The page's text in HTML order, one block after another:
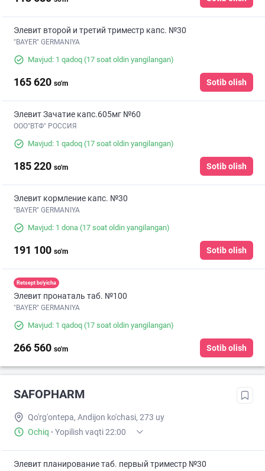
Элевит второй и третий триместр капс. №30
"BAYER" GERMANIYA
Mavjud: 1 qadoq (17 soat oldin yangilangan)
165 620 so'm Sotib olish
Элевит Зачатие капс.605мг №60
ООО"ВТФ" РОССИЯ
Mavjud: 1 qadoq (17 soat oldin yangilangan)
185 220 so'm Sotib olish
Элевит кормление капс. №30
"BAYER" GERMANIYA
Mavjud: 1 dona (17 soat oldin yangilangan)
191 100 so'm Sotib olish
Retsept bo'yicha
Элевит пронаталь таб. №100
"BAYER" GERMANIYA
Mavjud: 1 qadoq (17 soat oldin yangilangan)
266 560 so'm Sotib olish
SAFOPHARM
Qo'rg'ontepa, Andijon ko'chasi, 273 uy
Ochiq · Yopilish vaqti 22:00
Элевит планирование таб. первый триместр №30